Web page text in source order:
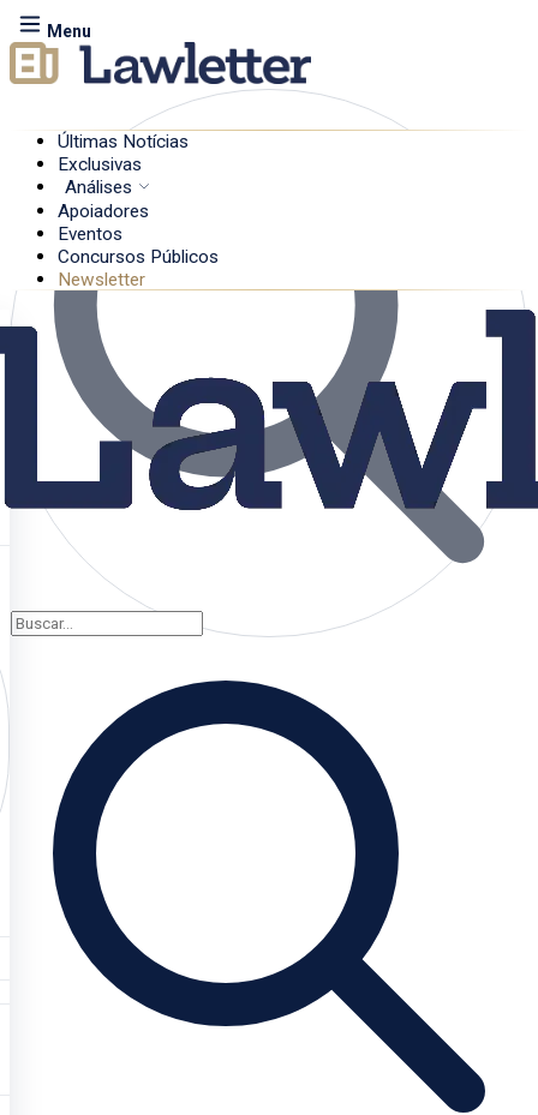
Menu
Últimas Notícias
Exclusivas
Análises
Apoiadores
Eventos
Concursos Públicos
Newsletter